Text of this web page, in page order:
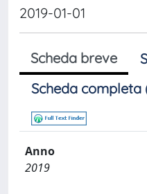
2019-01-01
Scheda breve
Scheda completa
Anno
2019